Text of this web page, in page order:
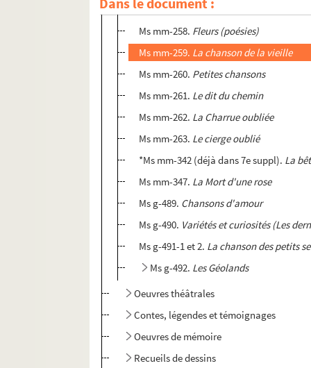
Ms mm-257.La Chanson du Fléau
Ms mm-258. Fleurs (poésies)
Ms mm-259. La chanson de la vieille
Ms mm-260. Petites chansons
Ms mm-261. Le dit du chemin
Ms mm-262. La Charrue oubliée
Ms mm-263. Le cierge oublié
*Ms mm-342 (déjà dans 7e suppl). La
Ms mm-347. La Mort d'une rose
Ms g-489. Chansons d'amour
Ms g-490. Variétés et curiosités (Les
Ms g-491-1 et 2. La chanson des petits
Ms g-492. Les Géolands
Oeuvres théâtrales
Contes, légendes et témoignages
Oeuvres de mémoire
Recueils de dessins